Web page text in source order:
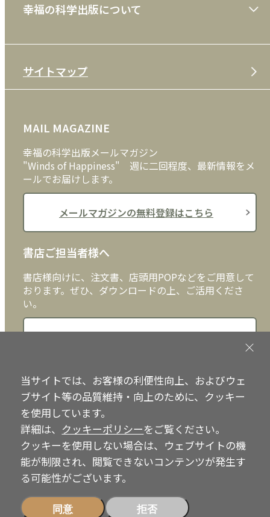
雑誌
CD
DVD・ブルーレイ
外国語
利用規約
特定商取引法
プライバシーポリシー
クッキーポリシー
幸福の科学出版について
メディア・ライブラリー
サイトマップ
MAIL MAGAZINE
幸福の科学出版メールマガジン
"Winds of Happiness" 週に二回程度、最新情報をメ
ールでお届けします。
メールマガジンの無料登録はこちら
書店ご担当者様へ
書店様向けに、注文書、店頭用POPなどをご用意して
おります。ぜひ、ダウンロードの上、ご活用くださ
い。
Copyright © IRH Press Co.,Ltd. All Rights Reserved.
当サイトでは、お客様の利便性向上、およびウェ
ブサイト等の品質維持・向上のために、クッキー
を使用しています。
詳細は、 クッキーポリシーをご覧ください。
クッキーを使用しない場合は、ウェブサイトの機
能が制限され、閲覧できないコンテンツが発生す
る可能性がございます。
同意 拒否